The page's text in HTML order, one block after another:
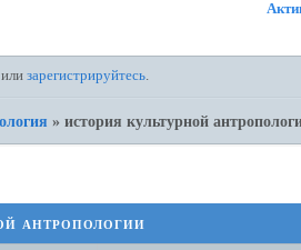
илизарегистрируйтесь.
»история культурной
антропологии